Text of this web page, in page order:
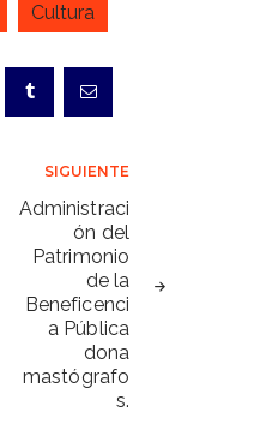
Cultura
SIGUIENTE
Administraci
ón del
Patrimonio
de la
Beneficenci
a Pública
dona
mastógrafo
s.